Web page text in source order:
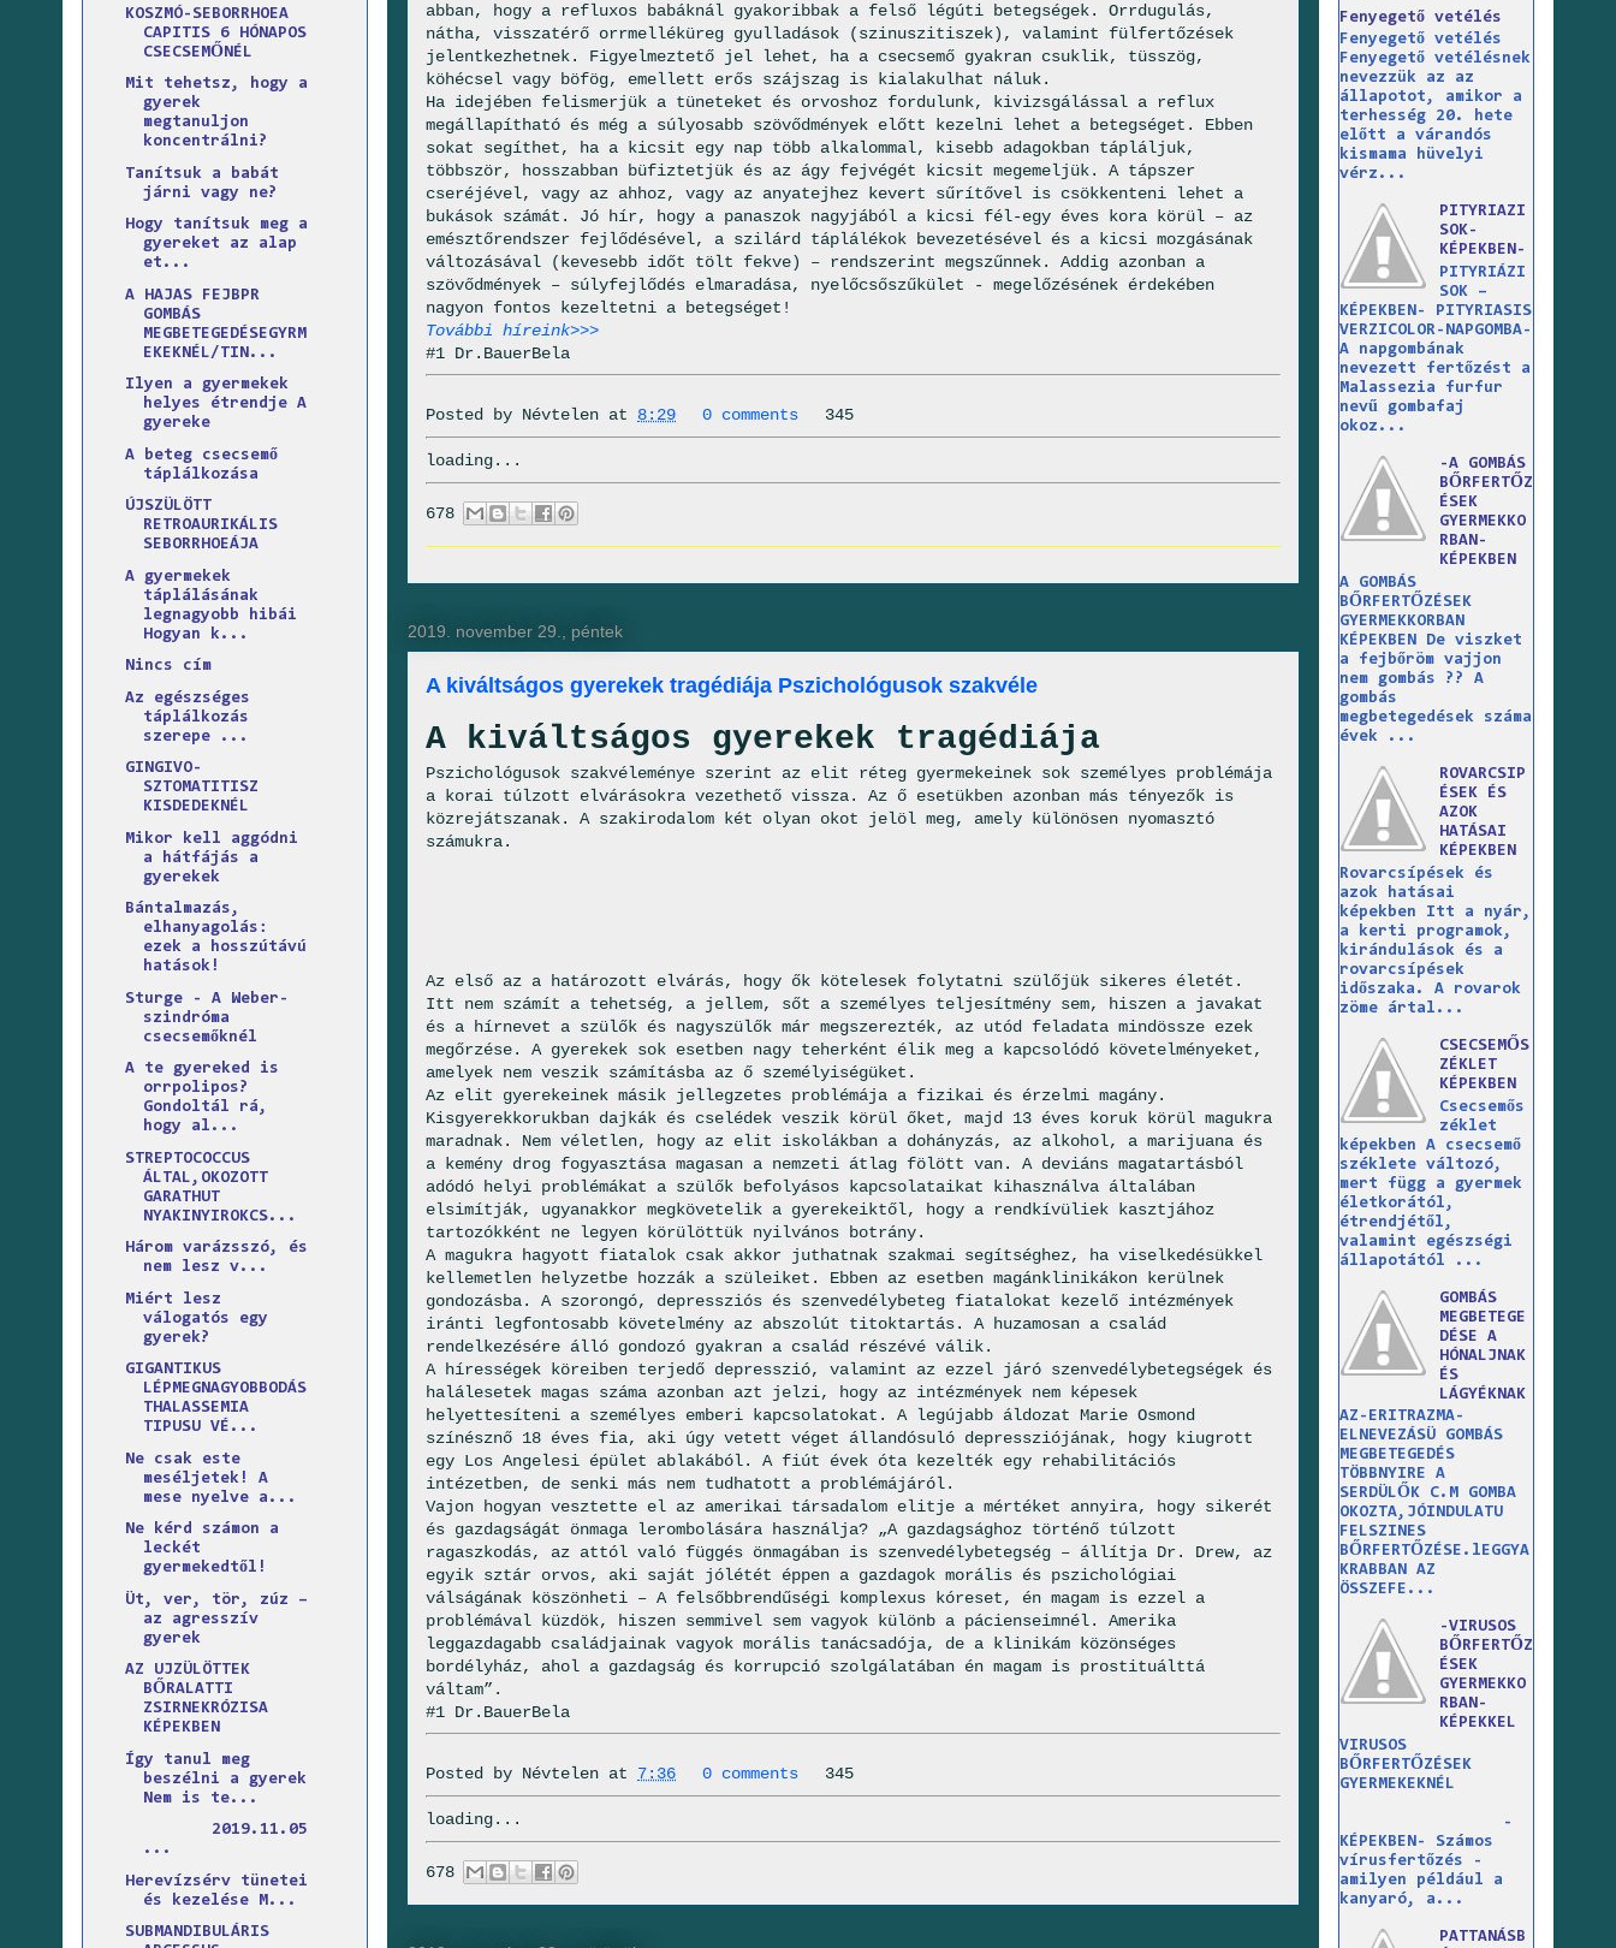
abban, hogy a refluxos babáknál gyakoribbak a felső légúti betegségek. Orrdugulás,
nátha, visszatérő orrmelléküreg gyulladások (szinuszitiszek), valamint fülfertőzések
jelentkezhetnek. Figyelmeztető jel lehet, ha a csecsemő gyakran csuklik, tüsszög,
köhécsel vagy böfög, emellett erős szájszag is kialakulhat náluk.
Ha idejében felismerjük a tüneteket és orvoshoz fordulunk, kivizsgálással a reflux
megállapítható és még a súlyosabb szövődmények előtt kezelni lehet a betegséget. Ebben
sokat segíthet, ha a kicsit egy nap több alkalommal, kisebb adagokban tápláljuk,
többször, hosszabban büfiztetjük és az ágy fejvégét kicsit megemeljük. A tápszer
cseréjével, vagy az ahhoz, vagy az anyatejhez kevert sűrítővel is csökkenteni lehet a
bukások számát. Jó hír, hogy a panaszok nagyjából a kicsi fél-egy éves kora körül – az
emésztőrendszer fejlődésével, a szilárd táplálékok bevezetésével és a kicsi mozgásának
változásával (kevesebb időt tölt fekve) – rendszerint megszűnnek. Addig azonban a
szövődmények – súlyfejlődés elmaradása, nyelőcsőszűkület - megelőzésének érdekében
nagyon fontos kezeltetni a betegséget!
További híreink>>>
#1 Dr.BauerBela
Posted by Névtelen at 8:29 0 comments 345
loading...
678
2019. november 29., péntek
A kiváltságos gyerekek tragédiája Pszichológusok szakvéle
A kiváltságos gyerekek tragédiája
Pszichológusok szakvéleménye szerint az elit réteg gyermekeinek sok személyes problémája
a korai túlzott elvárásokra vezethető vissza. Az ő esetükben azonban más tényezők is
közrejátszanak. A szakirodalom két olyan okot jelöl meg, amely különösen nyomasztó
számukra.
Az első az a határozott elvárás, hogy ők kötelesek folytatni szülőjük sikeres életét.
Itt nem számít a tehetség, a jellem, sőt a személyes teljesítmény sem, hiszen a javakat
és a hírnevet a szülők és nagyszülők már megszerezték, az utód feladata mindössze ezek
megőrzése. A gyerekek sok esetben nagy teherként élik meg a kapcsolódó követelményeket,
amelyek nem veszik számításba az ő személyiségüket.
Az elit gyerekeinek másik jellegzetes problémája a fizikai és érzelmi magány.
Kisgyerekkorukban dajkák és cselédek veszik körül őket, majd 13 éves koruk körül magukra
maradnak. Nem véletlen, hogy az elit iskolákban a dohányzás, az alkohol, a marijuana és
a kemény drog fogyasztása magasan a nemzeti átlag fölött van. A deviáns magatartásból
adódó helyi problémákat a szülők befolyásos kapcsolataikat kihasználva általában
elsimítják, ugyanakkor megkövetelik a gyerekeiktől, hogy a rendkívüliek kasztjához
tartozókként ne legyen körülöttük nyilvános botrány.
A magukra hagyott fiatalok csak akkor juthatnak szakmai segítséghez, ha viselkedésükkel
kellemetlen helyzetbe hozzák a szüleiket. Ebben az esetben magánklinikákon kerülnek
gondozásba. A szorongó, depressziós és szenvedélybeteg fiatalokat kezelő intézmények
iránti legfontosabb követelmény az abszolút titoktartás. A huzamosan a család
rendelkezésére álló gondozó gyakran a család részévé válik.
A hírességek köreiben terjedő depresszió, valamint az ezzel járó szenvedélybetegségek és
halálesetek magas száma azonban azt jelzi, hogy az intézmények nem képesek
helyettesíteni a személyes emberi kapcsolatokat. A legújabb áldozat Marie Osmond
színésznő 18 éves fia, aki úgy vetett véget állandósuló depressziójának, hogy kiugrott
egy Los Angelesi épület ablakából. A fiút évek óta kezelték egy rehabilitációs
intézetben, de senki más nem tudhatott a problémájáról.
Vajon hogyan vesztette el az amerikai társadalom elitje a mértéket annyira, hogy sikerét
és gazdagságát önmaga lerombolására használja? „A gazdagsághoz történő túlzott
ragaszkodás, az attól való függés önmagában is szenvedélybetegség – állítja Dr. Drew, az
egyik sztár orvos, aki saját jólétét éppen a gazdagok morális és pszichológiai
válságának köszönheti – A felsőbbrendűségi komplexus kóreset, én magam is ezzel a
problémával küzdök, hiszen semmivel sem vagyok különb a pácienseimnél. Amerika
leggazdagabb családjainak vagyok morális tanácsadója, de a klinikám közönséges
bordélyház, ahol a gazdagság és korrupció szolgálatában én magam is prostituálttá
váltam”.
#1 Dr.BauerBela
Posted by Névtelen at 7:36 0 comments 345
loading...
678
KOSZMÓ-SEBORRHOEA
CAPITIS 6 HÓNAPOS
CSECSEMŐNÉL
Mit tehetsz, hogy a
gyerek
megtanuljon
koncentrálni?
Tanítsuk a babát
járni vagy ne?
Hogy tanítsuk meg a
gyereket az alap
et...
A HAJAS FEJBPR
GOMBÁS
MEGBETEGEDÉSEGYRM
EKEKNÉL/TIN...
Ilyen a gyermekek
helyes étrendje A
gyereke
A beteg csecsemő
táplálkozása
ÚJSZÜLÖTT
RETROAURIKÁLIS
SEBORRHOEÁJA
A gyermekek
táplálásának
legnagyobb hibái
Hogyan k...
Nincs cím
Az egészséges
táplálkozás
szerepe ...
GINGIVO-
SZTOMATITISZ
KISDEDEKNÉL
Mikor kell aggódni
a hátfájás a
gyerekek
Bántalmazás,
elhanyagolás:
ezek a hosszútávú
hatások!
Sturge - A Weber-
szindróma
csecsemőknél
A te gyereked is
orrpolipos?
Gondoltál rá,
hogy al...
STREPTOCOCCUS
ÁLTAL,OKOZOTT
GARATHUT
NYAKINYIROKCS...
Három varázsszó, és
nem lesz v...
Miért lesz
válogatós egy
gyerek?
GIGANTIKUS
LÉPMEGNAGYOBBODÁS
THALASSEMIA
TIPUSU VÉ...
Ne csak este
meséljetek! A
mese nyelve a...
Ne kérd számon a
leckét
gyermekedtől!
Üt, ver, tör, zúz –
az agresszív
gyerek
AZ UJZÜLÖTTEK
BŐRALATTI
ZSIRNEKRÓZISA
KÉPEKBEN
Így tanul meg
beszélni a gyerek
Nem is te...
2019.11.05
...
Herevízsérv tünetei
és kezelése M...
SUBMANDIBULÁRIS
Fenyegető vetélés
Fenyegető vetélés
Fenyegető vetélésnek
nevezzük az az
állapotot, amikor a
terhesség 20. hete
előtt a várandós
kismama hüvelyi
vérz...
PITYRIAZI
SOK-
KÉPEKBEN-
PITYRIÁZI
SOK –
KÉPEKBEN- PITYRIASIS
VERZICOLOR-NAPGOMBA-
A napgombának
nevezett fertőzést a
Malassezia furfur
nevű gombafaj
okoz...
-A GOMBÁS
BŐRFERTŐZ
ÉSEK
GYERMEKKO
RBAN-
KÉPEKBEN
A GOMBÁS
BŐRFERTŐZÉSEK
GYERMEKKORBAN
KÉPEKBEN De viszket
a fejbőröm vajjon
nem gombás ?? A
gombás
megbetegedések száma
évek ...
ROVARCSIP
ÉSEK ÉS
AZOK
HATÁSAI
KÉPEKBEN
Rovarcsípések és
azok hatásai
képekben Itt a nyár,
a kerti programok,
kirándulások és a
rovarcsípések
időszaka. A rovarok
zöme ártal...
CSECSEMŐS
ZÉKLET
KÉPEKBEN
Csecsemős
zéklet
képekben A csecsemő
széklete változó,
mert függ a gyermek
életkorától,
étrendjétől,
valamint egészségi
állapotától ...
GOMBÁS
MEGBETEGE
DÉSE A
HÓNALJNAK
ÉS
LÁGYÉKNAK
AZ-ERITRAZMA-
ELNEVEZÁSÜ GOMBÁS
MEGBETEGEDÉS
TÖBBNYIRE A
SERDÜLŐK C.M GOMBA
OKOZTA,JÓINDULATU
FELSZINES
BŐRFERTŐZÉSE.lEGGYA
KRABBAN AZ
ÖSSZEFE...
-VIRUSOS
BŐRFERTŐZ
ÉSEK
GYERMEKKO
RBAN-
KÉPEKKEL
VIRUSOS
BŐRFERTŐZÉSEK
GYERMEKEKNÉL
-
KÉPEKBEN- Számos
vírusfertőzés -
amilyen például a
kanyaró, a...
PATTANÁSB